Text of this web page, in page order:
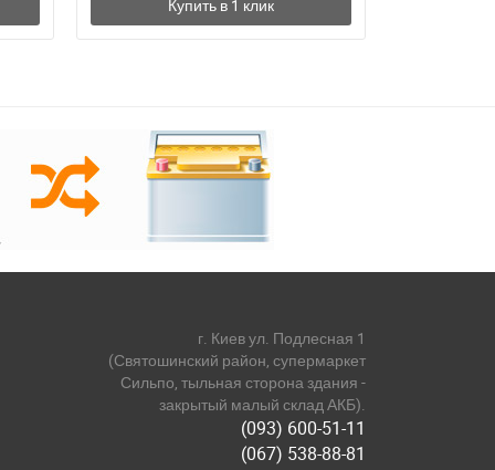
г. Киев ул. Подлесная 1
(Святошинский район, супермаркет
Сильпо, тыльная сторона здания -
закрытый малый склад АКБ).
(093) 600-51-11
(067) 538-88-81